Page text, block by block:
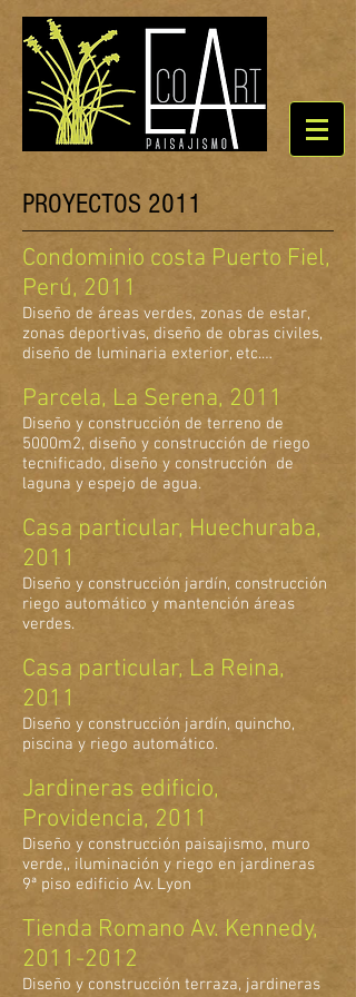
PROYECTOS 2011
Condominio costa Puerto Fiel,
Perú, 2011
Diseño de áreas verdes, zonas de estar,
zonas deportivas, diseño de obras civiles,
diseño de luminaria exterior, etc.…
Parcela, La Serena, 2011
Diseño y construcción de terreno de
5000m2, diseño y construcción de riego
tecnificado, diseño y construcción de
laguna y espejo de agua.
Casa particular, Huechuraba,
2011
Diseño y construcción jardín, construcción
riego automático y mantención áreas
verdes.
Casa particular, La Reina,
2011
Diseño y construcción jardín, quincho,
piscina y riego automático.
Jardineras edificio,
Providencia, 2011
Diseño y construcción paisajismo, muro
verde,, iluminación y riego en jardineras
9ª piso edificio Av. Lyon
Tienda Romano Av. Kennedy,
2011-2012
Diseño y construcción terraza, jardineras